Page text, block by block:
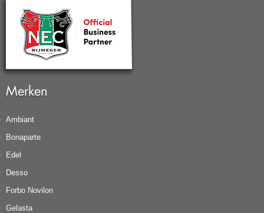
Merken
Ambiant
Bonaparte
Edel
Desso
Forbo Novilon
Gelasta